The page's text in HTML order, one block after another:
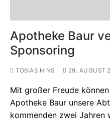
Apotheke Baur
Sponsoring
TOBIAS HINS 29. AUGUST
Mit großer Freude
Apotheke Baur unsere
kommenden zwei Jahren